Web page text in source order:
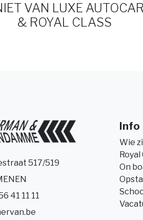
VAN LUXE
& ROYAL CLASS
517/519
41 11 11
Info
Wie
Royal
On